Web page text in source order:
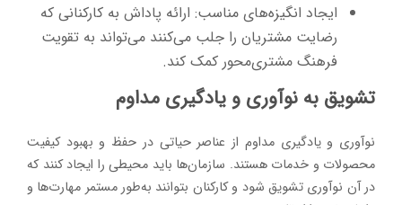
ایجاد انگیزه‌های مناسب: ارائه پاداش به کارکنانی که
رضایت مشتریان را جلب می‌کنند می‌تواند به تقویت
فرهنگ مشتری‌محور کمک کند.
تشویق به نوآوری و یادگیری مداوم
نوآوری و یادگیری مداوم از عناصر حیاتی در حفظ و بهبود کیفیت
محصولات و خدمات هستند. سازمان‌ها باید محیطی را ایجاد کنند که
در آن نوآوری تشویق شود و کارکنان بتوانند به‌طور مستمر مهارت‌ها و